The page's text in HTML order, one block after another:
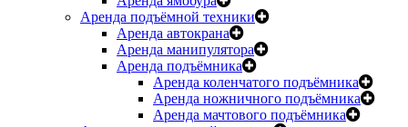
Аренда подъёмной техники
Аренда автокрана
Аренда манипулятора
Аренда подъёмника
Аренда коленчатого подъёмника
Аренда ножничного подъёмника
Аренда мачтового подъёмника